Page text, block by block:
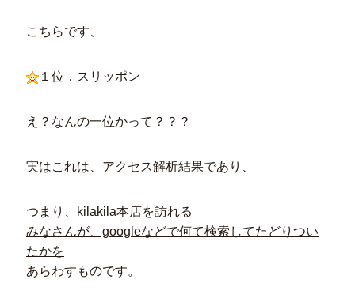
こちらです、
１位．スリッポン
え？なんの一位かって？？？
実はこれは、アクセス解析結果であり、
つまり、
kilakila本店を訪れる
みなさんが、googleなどで何て検索してたどりつい
たかを
あらわすものです。